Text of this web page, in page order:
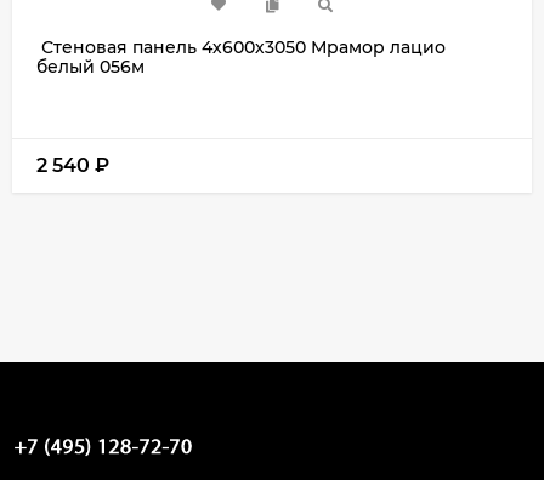
Стеновая панель 4х600х3050 Мрамор лацио
белый 056м
2 540 ₽